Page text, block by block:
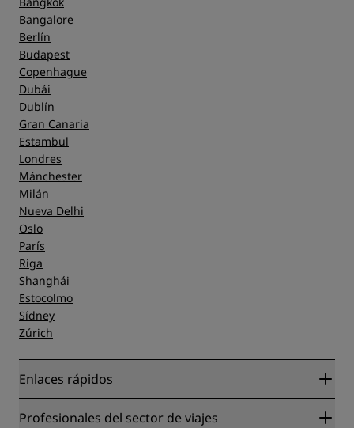
Bangalore
Berlín
Budapest
Copenhague
Dubái
Dublín
Gran Canaria
Estambul
Londres
Mánchester
Milán
Nueva Delhi
Oslo
París
Riga
Shanghái
Estocolmo
Sídney
Zúrich
Enlaces rápidos
Radisson Rewards
Profesionales del sector de viajes